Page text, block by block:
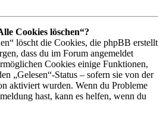
Cookies löschen“?
löscht die Cookies, die phpBB erstellt
dass du im Forum angemeldet
Cookies einige Funktionen,
„Gelesen“-Status – sofern sie von der
aktiviert wurden. Wenn du Probleme
hast, kann es helfen, wenn du